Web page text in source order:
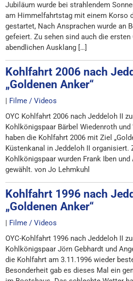
Jubiläum wurde bei strahlendem
am Himmelfahrtstag mit einem Korso
gestartet, Nach Ansprachen wurde an
gefeiert. Zu sehen sind auch die ersten
abendlichen Ausklang […]
Kohlfahrt 2006 nach
„Goldenen Anker“
| Filme / Videos
OYC Kohlfahrt 2006 nach Jeddeloh II
Kohlkönigspaar Bärbel Wiedenroth und
haben die Kohlfahrt 2006 mit Ziel
Küstenkanal in Jeddeloh II organisiert.
Kohlkönigspaar wurden Frank Iben und
gewählt. von Jo Lehmkuhl
Kohlfahrt 1996 nach
„Goldenen Anker“
| Filme / Videos
OYC-Kohlfahrt 1996 nach Jeddeloh II
Kohlkönigspaar Jörn Gebhardt und
die Kohlfahrt am 3.11.1996 wieder
Besonderheit gab es dieses Mal ein